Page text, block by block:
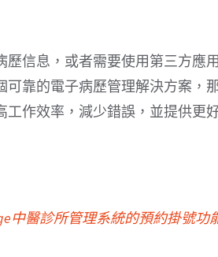
信息，或者需要使用第三方應
靠的電子病歷管理解決方案，
作效率，減少錯誤，並提供更
中醫診所管理系統的預約掛號功